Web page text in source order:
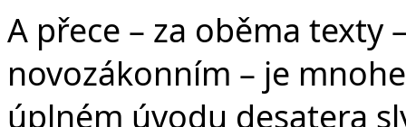
A přece – za oběma
novozákonním – je
úplném úvodu desatera